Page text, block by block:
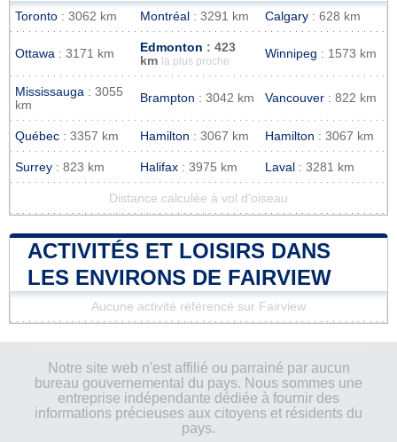
Toronto : 3062 km Montréal : 3291 km Calgary : 628 km
Ottawa : 3171 km Edmonton : 423
km
la plus proche
Winnipeg : 1573 km
Mississauga : 3055
km
Brampton : 3042 km Vancouver : 822 km
Québec : 3357 km Hamilton : 3067 km Hamilton : 3067 km
Surrey : 823 km Halifax : 3975 km Laval : 3281 km
Distance calculée à vol d'oiseau
ACTIVITÉS ET LOISIRS DANS
LES ENVIRONS DE FAIRVIEW
Aucune activité référencé sur Fairview
Notre site web n'est affilié ou parrainé par aucun
bureau gouvernemental du pays. Nous sommes une
entreprise indépendante dédiée à fournir des
informations précieuses aux citoyens et résidents du
pays.